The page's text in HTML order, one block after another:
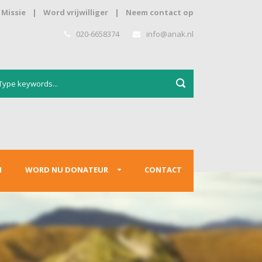
| Word vrijwilliger | Neem contact op
020-6658374 info@anak.nl
WORD NU DONATEUR CONTACT